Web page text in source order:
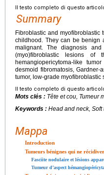
Il testo completo di questo
Summary
Fibroblastic and
childhood. They can be benign
malignant. The diagnosis
(myo)fibroblastic lesions
hemangiopericytoma-like
desmoid fibromatosis, Gardner-
tumor, low-grade
Il testo completo di questo
Mots clés : Tête et cou, Tumeur
Keywords : Head and neck,
Mappa
Introduction
Tumeurs bénignes qui ne
Fasciite nodulaire et lésions
Tumeur d’aspect